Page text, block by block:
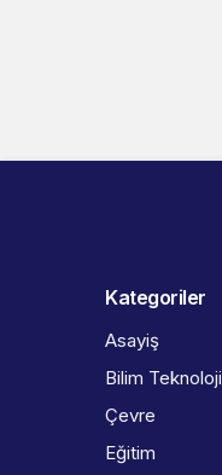
Kategoriler
Asayiş
Bilim Teknoloji
Çevre
Eğitim